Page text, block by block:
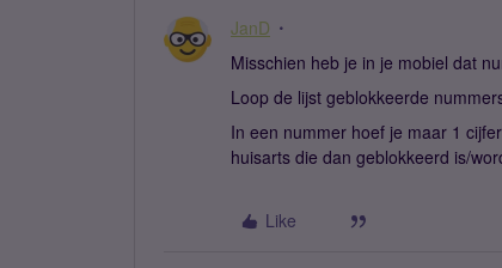
JanD
Misschien heb je in je mobiel dat
Loop de lijst geblokkeerde
In een nummer hoef je maar 1
huisarts die dan geblokkeerd is/
Like